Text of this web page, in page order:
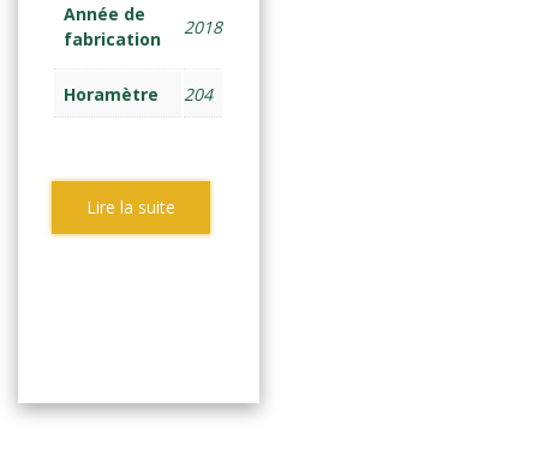
Année de
fabrication
2018
Horamètre 204
Lire la suite